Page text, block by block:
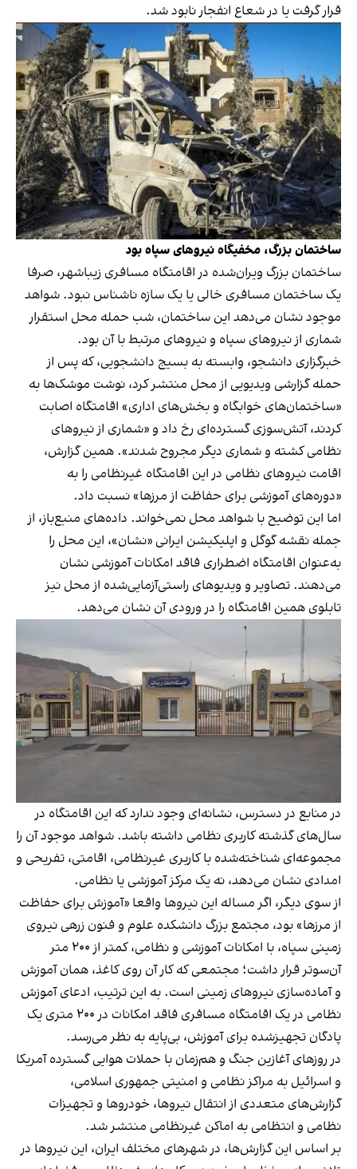
قرار گرفت یا در شعاع انفجار نابود شد.
ساختمان بزرگ، مخفیگاه نیروهای سپاه بود
ساختمان بزرگ ویران‌شده در اقامتگاه مسافری زیباشهر، صرفا
یک ساختمان مسافری خالی یا یک سازه ناشناس نبود. شواهد
موجود نشان می‌دهد این ساختمان، شب حمله محل استقرار
شماری از نیروهای سپاه و نیروهای مرتبط با آن بود.
خبرگزاری دانشجو، وابسته به بسیج دانشجویی، که پس از
حملهگزارشی ویدیویی از محل منتشر کرد، نوشت موشک‌ها به
«ساختمان‌های خوابگاه و بخش‌های اداری» اقامتگاه اصابت
کردند، آتش‌سوزی گسترده‌ای رخ داد و «شماری از نیروهای
نظامی کشته و شماری دیگر مجروح شدند». همین گزارش،
اقامت نیروهای نظامی در این اقامتگاه غیرنظامی را به
«دوره‌های آموزشی برای حفاظت از مرزها» نسبت داد.
اما این توضیح با شواهد محل نمی‌خواند. داده‌های منبع‌باز، از
جمله نقشه گوگل و اپلیکیشن ایرانی «نشان»، این محل را
به‌عنوان اقامتگاه اضطراری فاقد امکانات آموزشی نشان
می‌دهند. تصاویر و ویدیوهای راستی‌آزمایی‌شده از محل نیز
تابلوی همین اقامتگاه را در ورودی آن نشان می‌دهد.
در منابع در دسترس، نشانه‌ای وجود ندارد که این اقامتگاه در
سال‌های گذشته کاربری نظامی داشته باشد. شواهد موجود آن را
مجموعه‌ای شناخته‌شده با کاربری غیرنظامی، اقامتی، تفریحی و
امدادی نشان می‌دهد، نه یک مرکز آموزشی یا نظامی.
از سوی دیگر، اگر مساله این نیروها واقعا «آموزش برای حفاظت
از مرزها» بود، مجتمع بزرگ دانشکده علوم و فنون زرهی نیروی
زمینی سپاه، با امکانات آموزشی و نظامی، کمتر از ۲۰۰ متر
آن‌سوتر قرار داشت؛ مجتمعی که کار آن روی کاغذ، همان آموزش
و آماده‌سازی نیروهای زمینی است. به این ترتیب، ادعای آموزش
نظامی در یک اقامتگاه مسافری فاقد امکانات در ۲۰۰ متری یک
پادگان تجهیز‌شده برای آموزش، بی‌پایه به نظر می‌رسد.
در روزهای آغازین جنگ و هم‌زمان با حملات هوایی گسترده آمریکا
و اسرائیل به مراکز نظامی و امنیتی جمهوری اسلامی،
گزارش‌های متعددی از انتقال نیروها، خودروها و تجهیزات
نظامی و انتظامی به اماکن غیرنظامی منتشر شد.
بر اساس این گزارش‌ها، در شهرهای مختلف ایران، این نیروها در